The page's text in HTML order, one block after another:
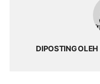
DIPOSTING OLEH